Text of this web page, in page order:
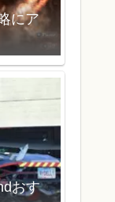
にア
おす